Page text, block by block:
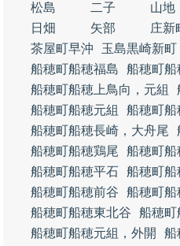
松島
二子 山地
日畑
矢部 庄新
茶屋町早沖
玉島黒崎新町
船穂町船穂福島
船穂町船
船穂町船穂上鳥向，元組
船穂町船穂元組
船穂町船
船穂町船穂長崎，大舟尾
船穂町船穂鶏尾
船穂町船
船穂町船穂平石 船穂町船
船穂町船穂前谷
船穂町船
船穂町船穂東北谷
船穂町
船穂町船穂元組，外開
船